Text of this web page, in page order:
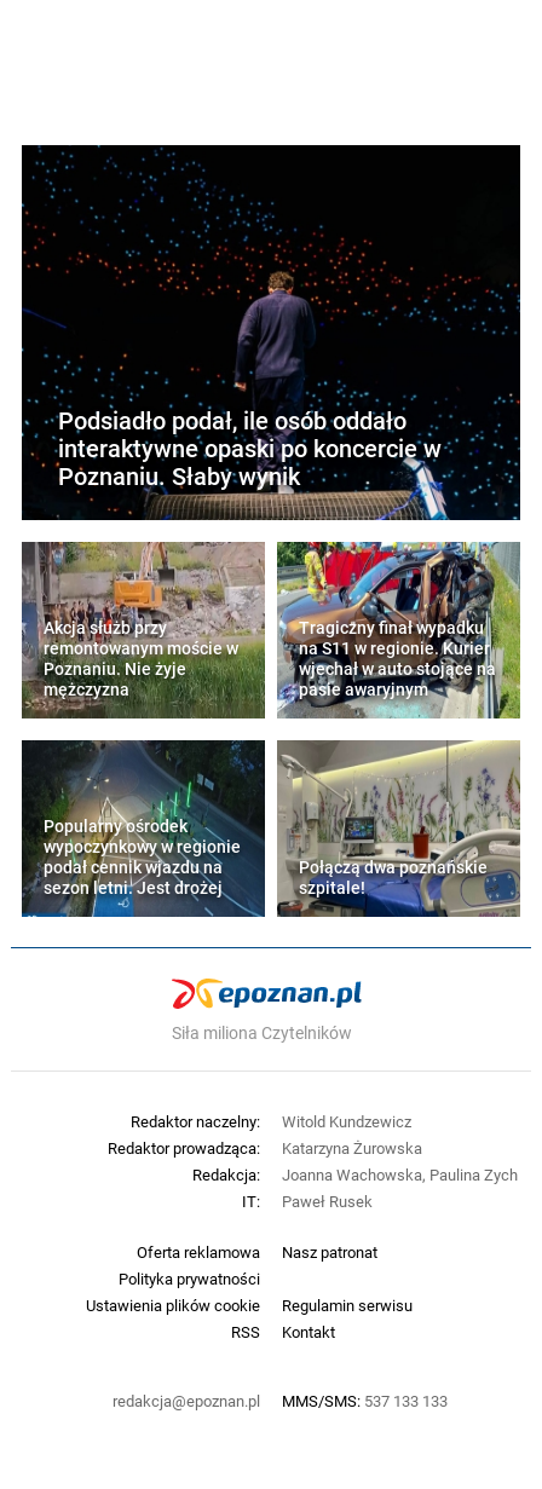
Podsiadło podał, ile osób oddało
interaktywne opaski po koncercie w
Poznaniu. Słaby wynik
Akcja służb przy
remontowanym moście w
Poznaniu. Nie żyje
mężczyzna
Tragiczny finał wypadku
na S11 w regionie. Kurier
wjechał w auto stojące na
pasie awaryjnym
Popularny ośrodek
wypoczynkowy w regionie
podał cennik wjazdu na
sezon letni. Jest drożej
Połączą dwa poznańskie
szpitale!
Siła miliona Czytelników
Oferta reklamowa
Nasz patronat
Polityka prywatności
Ustawienia plików cookie
Regulamin serwisu
RSS
Kontakt
redakcja@epoznan.pl MMS/SMS: 537 133 133
Redaktor naczelny:
Witold Kundzewicz
Redaktor prowadząca:
Katarzyna Żurowska
Redakcja:
Joanna Wachowska, Paulina Zych
IT:
Paweł Rusek